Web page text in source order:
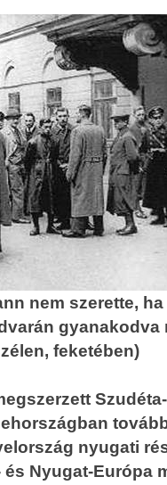
nem szerette,
gyanakodva
feketében)
nyugati
Nyugat-Európa